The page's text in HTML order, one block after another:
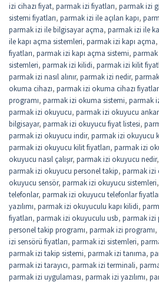
izi cihazı fiyat, parmak izi fiyatları, parmak izi
sistemi fiyatları, parmak izi ile açılan kapı,
parmak izi ile bilgisayar açma, parmak izi ile
ile kapı açma sistemleri, parmak izi kapı açma,
fiyatları, parmak izi kapı açma sistemi, parmak
sistemleri, parmak izi kilidi, parmak izi kilit
parmak izi nasıl alınır, parmak izi nedir,
okuma cihazı, parmak izi okuma cihazı
programı, parmak izi okuma sistemi, parmak
parmak izi okuyucu, parmak izi okuyucu
bilgisayar, parmak izi okuyucu fiyat listesi,
parmak izi okuyucu indir, parmak izi okuyucu
parmak izi okuyucu kilit fiyatları, parmak izi
okuyucu nasıl çalışır, parmak izi okuyucu nedir,
parmak izi okuyucu personel takip, parmak izi
okuyucu sensör, parmak izi okuyucu sistemleri,
telefonlar, parmak izi okuyucu telefonlar
yazılımı, parmak izi okuyuculu kapı kilidi,
fiyatları, parmak izi okuyuculu usb, parmak izi
personel takip programı, parmak izi programı,
izi sensörü fiyatları, parmak izi sistemleri,
parmak izi takip sistemi, parmak izi tanıma,
parmak izi tarayıcı, parmak izi terminali,
parmak izi uygulaması, parmak izi yazılımı,